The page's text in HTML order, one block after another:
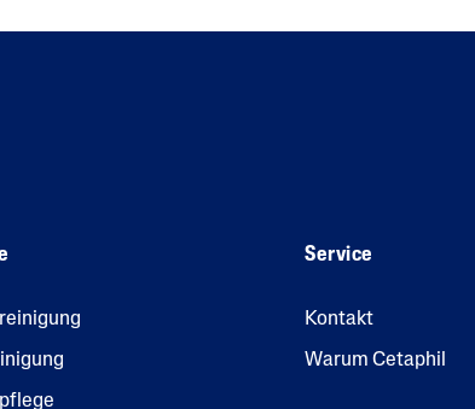
Service
Kontakt
Warum Cetaphil